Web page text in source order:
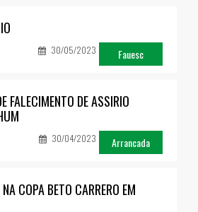
Fauesc
30/05/2023
FALECIMENTO DE ASSIRIO
Arrancada
30/04/2023
COPA BETO CARRERO EM